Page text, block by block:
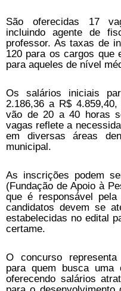
São oferecidas 17
incluindo agente de
professor. As taxas de
120 para os cargos que
para aqueles de nível
Os salários iniciais
2.186,36 a R$
vão de 20 a 40 horas
vagas reflete a
em diversas áreas
municipal.
As inscrições podem
(Fundação de Apoio à
que é responsável
candidatos devem se
estabelecidas no edital
certame.
O concurso representa
para quem busca uma
oferecendo salários